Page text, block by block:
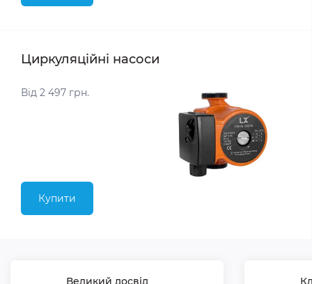
Циркуляційні насоси
Від 2 497 грн.
Купити
Великий досвід